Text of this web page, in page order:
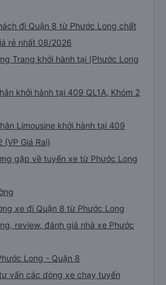
đi Quận 8 từ Phước Long chất
rẻ nhất 08/2026
Trang khởi hành tại (Phước Long
khởi hành tại 409 QL1A, Khóm 2
Limousine khởi hành tại 409
(VP Giá Rai)
gặp về tuyến xe từ Phước Long
xe đi Quận 8 từ Phước Long
review, đánh giá nhà xe Phước
Long - Quận 8
vấn các dòng xe chạy tuyến